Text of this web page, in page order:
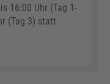
16:00 Uhr (Tag 1-
(Tag 3) statt.